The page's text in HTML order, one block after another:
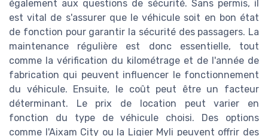
également aux questions de sécurité. Sans permis, il
est vital de s'assurer que le véhicule soit en bon état
de fonction pour garantir la sécurité des passagers. La
maintenance régulière est donc essentielle, tout
comme la vérification du kilométrage et de l'année de
fabrication qui peuvent influencer le fonctionnement
du véhicule. Ensuite, le coût peut être un facteur
déterminant. Le prix de location peut varier en
fonction du type de véhicule choisi. Des options
comme l'Aixam City ou la Ligier Myli peuvent offrir des